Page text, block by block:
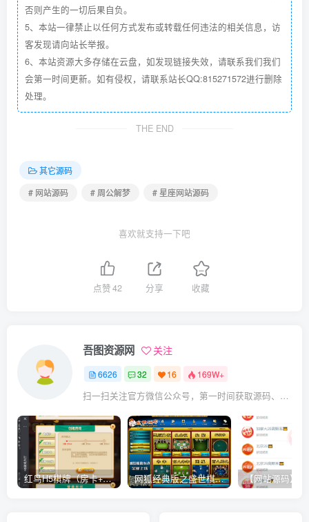
否则产生的一切后果自负。
5、本站一律禁止以任何方式发布或转载任何违法的相关信息，访
客发现请向站长举报。
6、本站资源大多存储在云盘，如发现链接失效，请联系我们我们
会第一时间更新。如有侵权，请联系站长QQ:815271572进行删除
处理。
THE END
其它源码
# 网站源码
# 周公解梦 # 星座网站源码
喜欢就支持一下吧
点赞42 分享 收藏
吾图资源网 关注
6626 32 16 169W+
扫一扫关注官方微信公众号，第一时间获取源码、网赚项目资源教程，自媒体等知识干货，让互联网创业赚钱更简单。
红鸟H5棋牌（房卡+金币）全套双模式游戏源码 网狐经典版之盛世棋牌完整游戏源码（包含文档、架设教程、网站、源代码等）